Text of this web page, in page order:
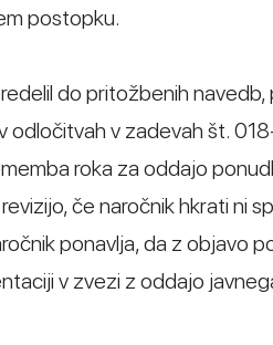
postopku.
do pritožbenih
odločitvah v zadevah št.
roka za oddajo
če naročnik hkrati ni
ponavlja, da z objavo
v zvezi z oddajo